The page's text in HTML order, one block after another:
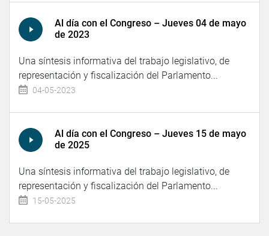
Al día con el Congreso – Jueves 04 de mayo
de 2023
Una síntesis informativa del trabajo legislativo, de
representación y fiscalización del Parlamento...
04-05-2023
Al día con el Congreso – Jueves 15 de mayo
de 2025
Una síntesis informativa del trabajo legislativo, de
representación y fiscalización del Parlamento...
15-05-2025